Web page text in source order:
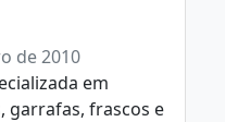
de 2010
em
garrafas, frascos e